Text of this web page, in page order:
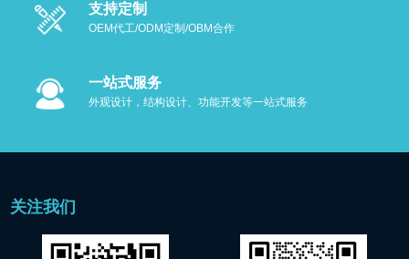
支持定制
OEM代工/ODM定制/OBM合作
一站式服务
外观设计，结构设计、功能开发等一站式服务
关注我们